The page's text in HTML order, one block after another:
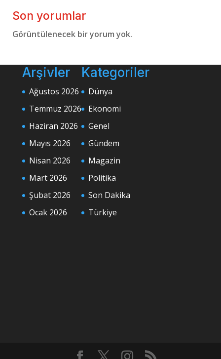
Son yorumlar
Görüntülenecek bir yorum yok.
Arşivler
Ağustos 2026
Temmuz 2026
Haziran 2026
Mayıs 2026
Nisan 2026
Mart 2026
Şubat 2026
Ocak 2026
Kategoriler
Dünya
Ekonomi
Genel
Gündem
Magazin
Politika
Son Dakika
Türkiye